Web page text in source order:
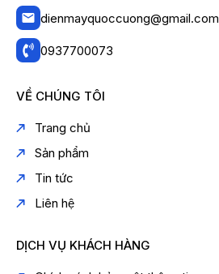
dienmayquoccuong@gmail.com
0937700073
VỀ CHÚNG TÔI
Trang chủ
Sản phẩm
Tin tức
Liên hệ
DỊCH VỤ KHÁCH HÀNG